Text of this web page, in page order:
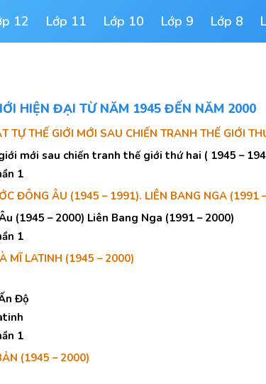
12 Lớp 11 Lớp 10 Lớp 9 Lớp 8
HIỆN ĐẠI TỪ NĂM 1945 ĐẾN NĂM 2000
TỰ THẾ GIỚI MỚI SAU CHIẾN TRANH THẾ GIỚI
mới sau chiến tranh thế giới thứ hai ( 1945 –
1
ĐÔNG ÂU (1945 – 1991). LIÊN BANG NGA (1991
(1945 – 2000) Liên Bang Nga (1991 – 2000)
1
MĨ LATINH (1945 – 2000)
Độ
1
(1945 – 2000)